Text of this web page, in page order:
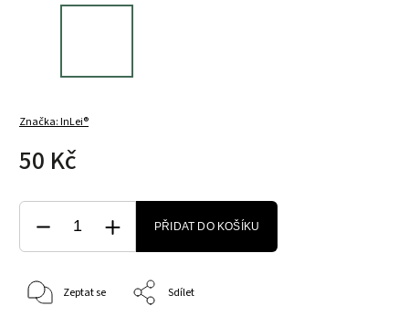
Značka:InLei®
50 Kč
PŘIDAT DO KOŠÍKU
Zeptat se Sdílet